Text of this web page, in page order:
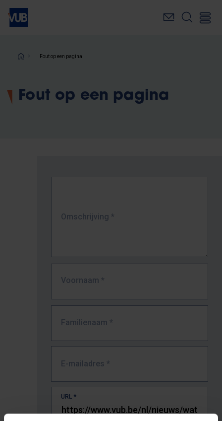
Overslaan
naar
inhoudKruimelpad
Fout op een pagina
Fout op een pagina
Omschrijving *
Voornaam *
Familienaam *
E-mailadres *
URL *